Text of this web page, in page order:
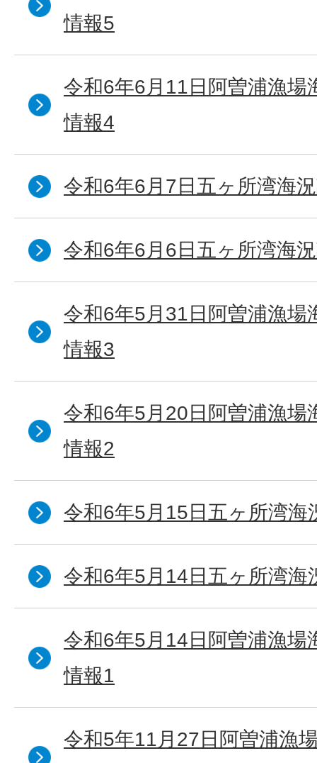
情報5
令和6年6月11日阿曽浦漁場
情報4
令和6年6月7日五ヶ所湾海
令和6年6月6日五ヶ所湾海
令和6年5月31日阿曽浦漁場
情報3
令和6年5月20日阿曽浦漁場
情報2
令和6年5月15日五ヶ所湾海
令和6年5月14日五ヶ所湾海
令和6年5月14日阿曽浦漁場
情報1
令和5年11月27日阿曽浦漁